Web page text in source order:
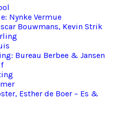
Nynke Vermue
Bouwmans, Kevin Strik
Bureau Berbee & Jansen
Esther de Boer – Es &